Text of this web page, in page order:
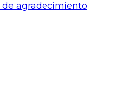
de agradecimiento